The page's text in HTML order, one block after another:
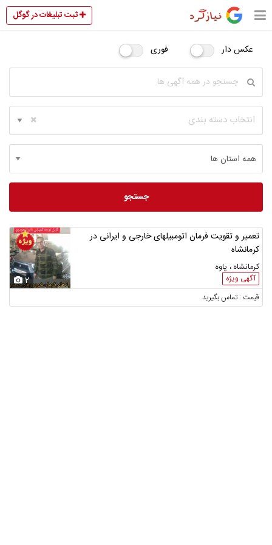
ثبت تبلیغات در گوگل
عکس دار فوری
انتخاب دسته بندی
جستجو
تعمیر و تقویت فرمان اتومبیلهای خارجی و ایرانی در
کرمانشاه
کرمانشاه ، پاوه
آگهی ویژه 2
قیمت : تماس بگیرید